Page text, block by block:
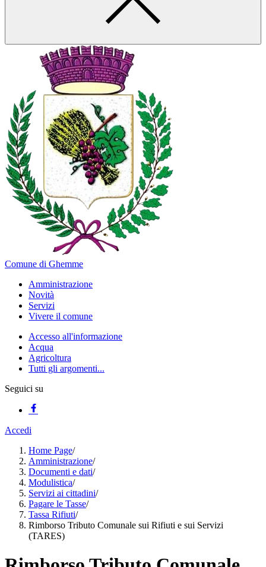
Comune di Ghemme
Amministrazione
Novità
Servizi
Vivere il comune
Accesso all'informazione
Acqua
Agricoltura
Tutti gli argomenti...
Seguici su
Accedi
Home Page/
Amministrazione/
Documenti e dati/
Modulistica/
Servizi ai cittadini/
Pagare le Tasse/
Tassa Rifiuti/
Rimborso Tributo Comunale sui Rifiuti e sui Servizi
(TARES)